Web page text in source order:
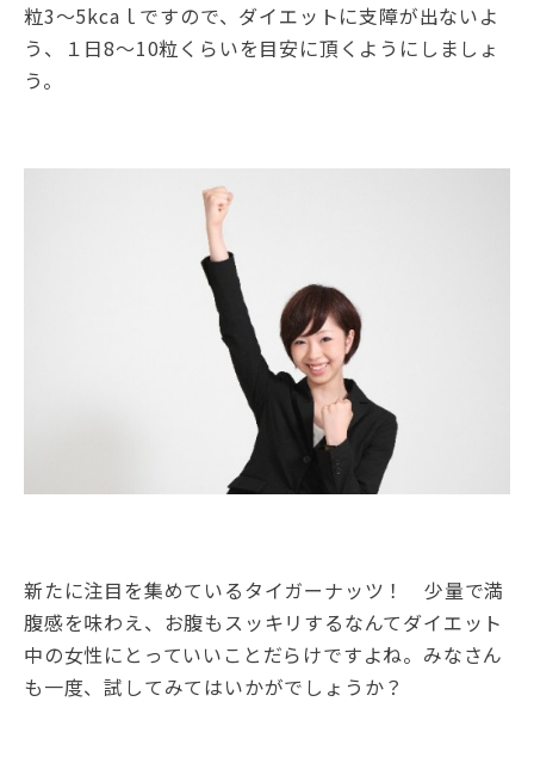
粒3～5kcaｌですので、ダイエットに支障が出ないよ
う、１日8～10粒くらいを目安に頂くようにしましょ
う。
新たに注目を集めているタイガーナッツ！ 少量で満
腹感を味わえ、お腹もスッキリするなんてダイエット
中の女性にとっていいことだらけですよね。みなさん
も一度、試してみてはいかがでしょうか？